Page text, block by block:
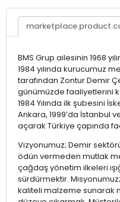
BMS Grup ailesinin 1968
1984 yılında kurucumuz
tarafından Zontur Demir
günümüzde faaliyetlerini
1984 Yılında ilk şubesini
Ankara, 1999’da İstanbul
açarak Türkiye çapında
Vizyonumuz; Demir
ödün vermeden mutlak
çağdaş yönetim ilkeleri
sürdürmektir. Misyonumuz;
kaliteli malzeme sunarak